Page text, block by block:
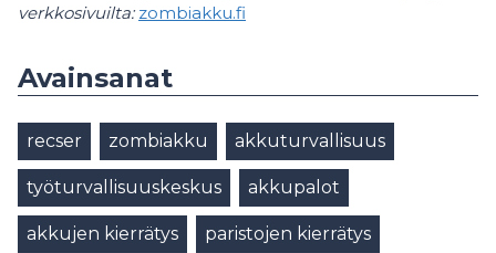
verkkosivuilta: zombiakku.fi
Avainsanat
recser zombiakku akkuturvallisuus
työturvallisuuskeskus akkupalot
akkujen kierrätys paristojen kierrätys